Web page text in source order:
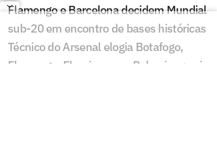
Flamengo e Barcelona decidem Mundial
sub-20 em encontro de bases históricas
Técnico do Arsenal elogia Botafogo,
Flamengo, Fluminense e Palmeiras; veja